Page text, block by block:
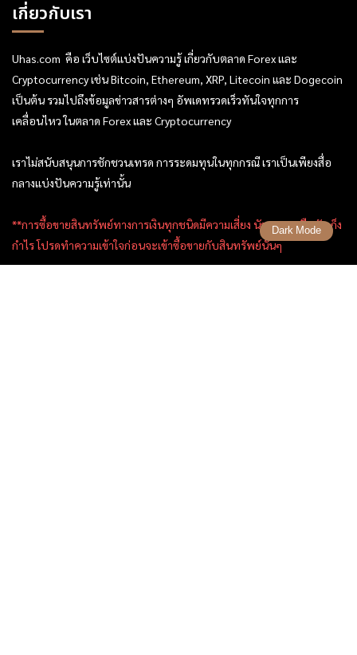
เกี่ยวกับเรา
Uhas.com คือ เว็บไซต์แบ่งปันความรู้ เกี่ยวกับตลาด Forex และ
Cryptocurrency เช่น Bitcoin, Ethereum, XRP, Litecoin และ Dogecoin
เป็นต้น รวมไปถึงข้อมูลข่าวสารต่างๆ อัพเดทรวดเร็วทันใจทุกการ
เคลื่อนไหว ในตลาด Forex และ Cryptocurrency
เราไม่สนับสนุนการชักชวนเทรด การระดมทุนในทุกกรณี เราเป็นเพียงสื่อ
กลางแบ่งปันความรู้เท่านั้น
**การซื้อขายสินทรัพย์ทางการเงินทุกชนิดมีความเสี่ยง นักลงทุนหรือนักเก็ง
กำไร โปรดทำความเข้าใจก่อนจะเข้าซื้อขายกับสินทรัพย์นั้นๆ
Dark Mode